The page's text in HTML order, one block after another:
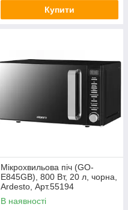
Купити
Мікрохвильова піч (GO-
E845GB), 800 Вт, 20 л, чорна,
Ardesto, Арт.55194
В наявності